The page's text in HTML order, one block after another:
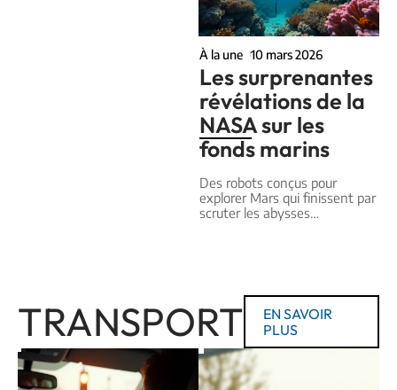
À la une 10 mars 2026
Les surprenantes
révélations de la
NASA sur les
fonds marins
Des robots conçus pour
explorer Mars qui finissent par
scruter les abysses
TRANSPORT
EN SAVOIR
PLUS